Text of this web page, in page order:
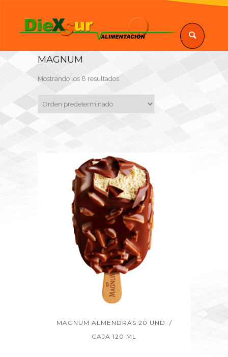
MAGNUM
Mostrando los 8 resultados
MAGNUM ALMENDRAS 20 UND. /
CAJA 120 ML